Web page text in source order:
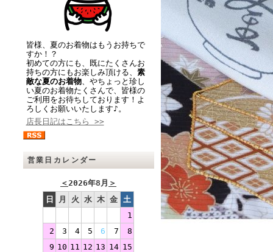
皆様、夏のお着物はもうお持ちで
すか！？
初めての方にも、既にたくさんお
持ちの方にもお楽しみ頂ける、 素
敵な夏のお着物、やちょっと珍し
い夏のお着物たくさんで、皆様の
ご利用をお待ちしております！よ
ろしくお願いいたします♪。
店長日記はこちら >>
営業日カレンダー
＜2026年8月 ＞
日
月 火 水 木 金 土
1
2
3 4 5 6 7
8
9 10 11 12 13 14 15